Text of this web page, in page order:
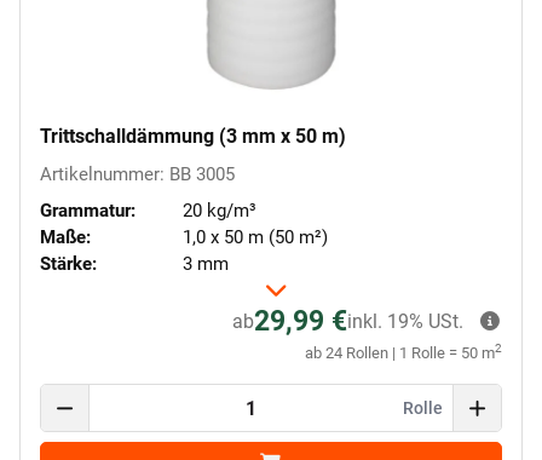
Trittschalldämmung (3 mm x 50 m)
Artikelnummer: BB 3005
Grammatur:
20 kg/m³
Maße:
1,0 x 50 m (50 m²)
Stärke:
3 mm
ab29,99 €
ab 24 Rollen | 1 Rolle = 50 m2
inkl. 19% USt.
Rolle